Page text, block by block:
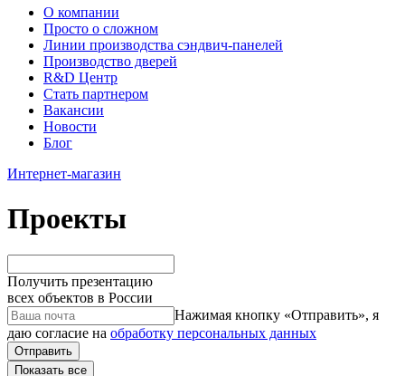
О компании
Просто о сложном
Линии производства сэндвич-панелей
Производство дверей
R&D Центр
Стать партнером
Вакансии
Новости
Блог
Интернет-магазин
Проекты
Получить презентацию
всех объектов в России
Нажимая кнопку «Отправить», я
даю согласие на обработку персональных данных
Отправить